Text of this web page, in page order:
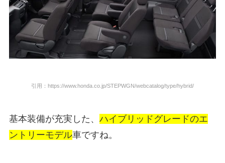
引用：https://www.honda.co.jp/STEPWGN/webcatalog/type/hybrid/
基本装備が充実した、 ハイブリッドグレードのエ
ントリーモデル車ですね。